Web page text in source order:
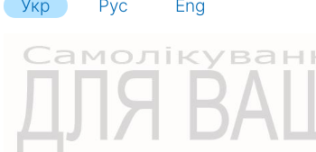
Укр Рус Eng